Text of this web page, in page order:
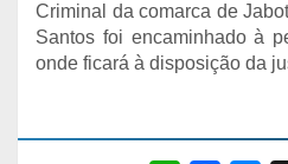
Criminal da comarca de
Santos foi encaminhado à
onde ficará à disposição da